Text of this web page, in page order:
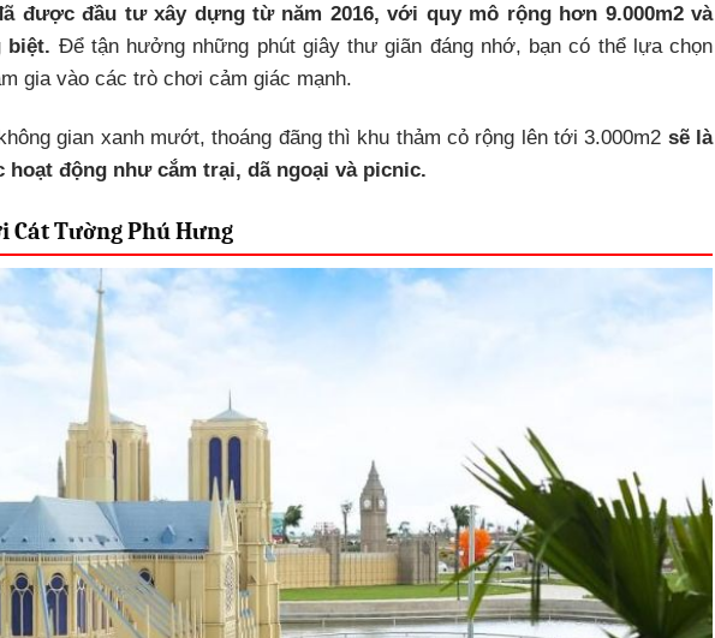
được đầu tư xây dựng từ năm 2016, với quy mô rộng hơn 9.000m2 và
biệt. Để tận hưởng những phút giây thư giãn đáng nhớ, bạn có thể lựa chọn
gia vào các trò chơi cảm giác mạnh.
gian xanh mướt, thoáng đãng thì khu thảm cỏ rộng lên tới 3.000m2 sẽ là
động như cắm trại, dã ngoại và picnic.
Cát Tường Phú Hưng